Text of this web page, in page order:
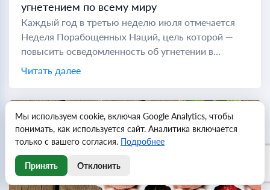
угнетением по всему миру
Каждый год в третью неделю июля отмечается
Неделя Порабощенных Наций, цель которой —
повысить осведомленность об угнетении в
коммунистических странах по всему миру. Во
время холодной войны "порабощенной нацией"
Читать далее
Мы используем cookie, включая Google Analytics, чтобы
понимать, как используется сайт. Аналитика включается
только с вашего согласия. Подробнее
Принять Отклонить